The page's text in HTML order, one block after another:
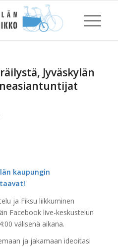
Jyväskylän
kaupungin
ja Fiksu liikkuminen
Facebook live-keskustelun
välisenä aikana.
ja jakamaan ideoitasi